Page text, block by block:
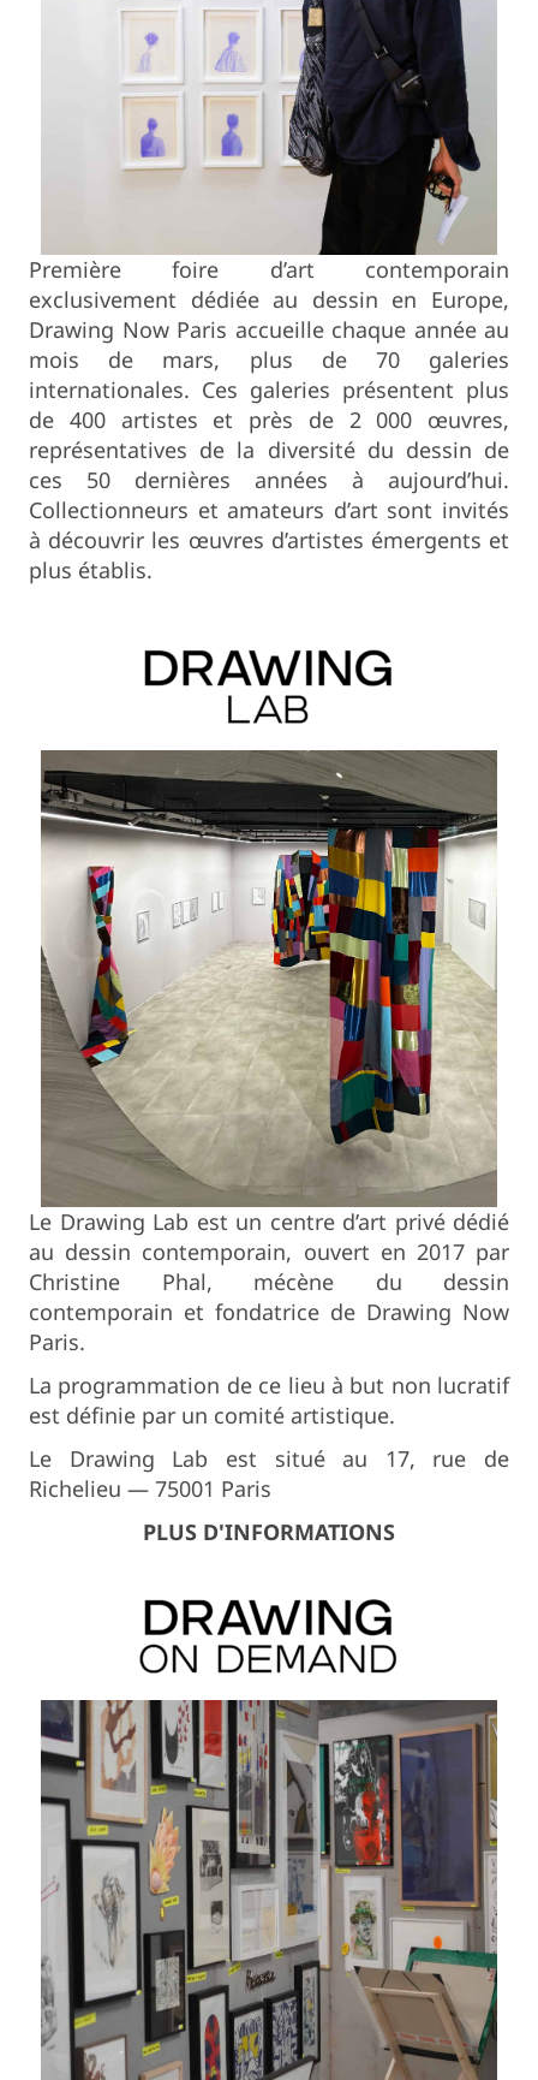
Première foire d’art contemporain
exclusivement dédiée au dessin en Europe,
Drawing Now Paris accueille chaque année au
mois de mars, plus de 70 galeries
internationales. Ces galeries présentent plus
de 400 artistes et près de 2 000 œuvres,
représentatives de la diversité du dessin de
ces 50 dernières années à aujourd’hui.
Collectionneurs et amateurs d’art sont invités
à découvrir les œuvres d’artistes émergents et
plus établis.
Le Drawing Lab est un centre d’art privé dédié
au dessin contemporain, ouvert en 2017 par
Christine Phal, mécène du dessin
contemporain et fondatrice de Drawing Now
Paris.
La programmation de ce lieu à but non lucratif
est définie par un comité artistique.
Le Drawing Lab est situé au 17, rue de
Richelieu — 75001 Paris
PLUS D'INFORMATIONS